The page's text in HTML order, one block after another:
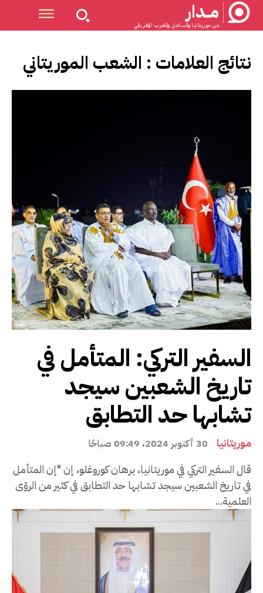
مــدار
من موريتانيا والساحل والغرب الإفريقي
نتائج العلامات : الشعب الموريتاني
السفير التركي: المتأمل في
تاريخ الشعبين سيجد
تشابها حد التطابق
موريتانيا 30 أكتوبر 2024، 09:49 صباحًا
قال السفير التركي في موريتانيا، برهان كوروغلو، إن "إن المتأمل
في تاريخ الشعبين سيجد تشابها حد التطابق في كثير من الرؤى
العلمية...